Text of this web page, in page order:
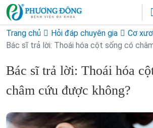
Trang chủ Hỏi đáp chuyên gia
Cơ
Bác sĩ trả lời: Thoái hóa cột sống có
Bác sĩ trả lời: Thoái hóa
châm cứu được không?